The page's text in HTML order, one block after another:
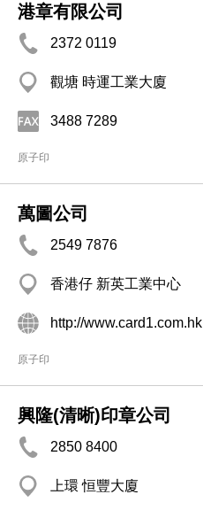
港章有限公司
2372 0119
觀塘 時運工業大廈
3488 7289
原子印
萬圖公司
2549 7876
香港仔 新英工業中心
http://www.card1.com.hk
原子印
興隆(清晰)印章公司
2850 8400
上環 恒豐大廈